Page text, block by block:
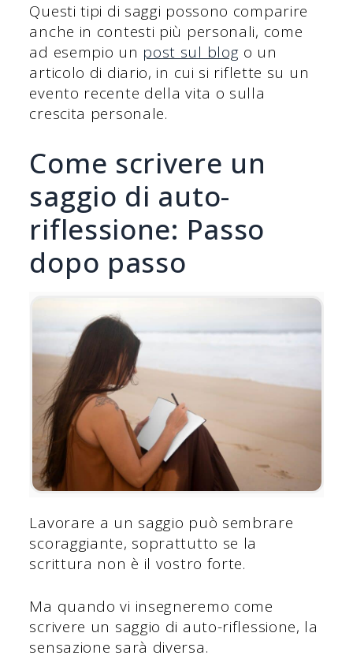
Questi tipi di saggi possono comparire
anche in contesti più personali, come
ad esempio un post sul blog o un
articolo di diario, in cui si riflette su un
evento recente della vita o sulla
crescita personale.
Come scrivere un
saggio di auto-
riflessione: Passo
dopo passo
Lavorare a un saggio può sembrare
scoraggiante, soprattutto se la
scrittura non è il vostro forte.
Ma quando vi insegneremo come
scrivere un saggio di auto-riflessione, la
sensazione sarà diversa.